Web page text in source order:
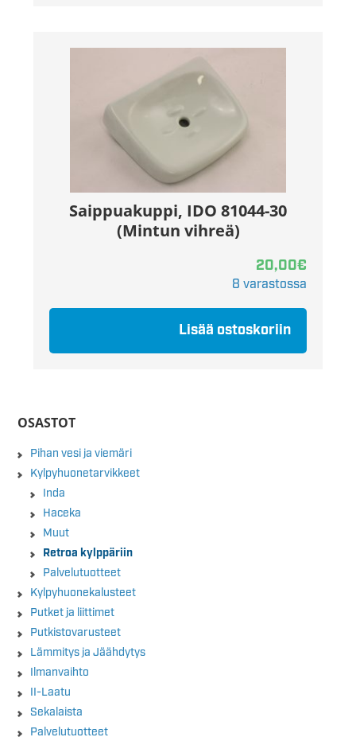
Saippuakuppi, IDO 81044-30
(Mintun vihreä)
20,00€
8 varastossa
Lisää ostoskoriin
OSASTOT
Pihan vesi ja viemäri
Kylpyhuonetarvikkeet
Inda
Haceka
Muut
Retroa kylppäriin
Palvelutuotteet
Kylpyhuonekalusteet
Putket ja liittimet
Putkistovarusteet
Lämmitys ja Jäähdytys
Ilmanvaihto
II-Laatu
Sekalaista
Palvelutuotteet